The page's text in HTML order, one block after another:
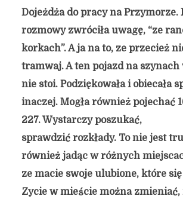
Dojeżdża do pracy na Przymorze.
rozmowy zwróciła uwagę, “ze
korkach”. A ja na to, ze przecież
tramwaj. A ten pojazd na
nie stoi. Podziękowała i obiecała
inaczej. Mogła również pojechać
227. Wystarczy poszukać,
sprawdzić rozkłady. To nie jest
również jadąc w różnych
ze macie swoje ulubione, które
Zycie w mieście można zmieniać,